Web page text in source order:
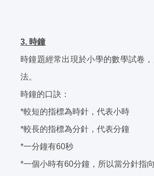
3. 時鐘
時鐘題經常出現於小學的數學試卷
法。
時鐘的口訣：
*較短的指標為時針，代表小時
*較長的指標為分針，代表分鐘
*一分鐘有60秒
*一個小時有60分鐘，所以當分針指向